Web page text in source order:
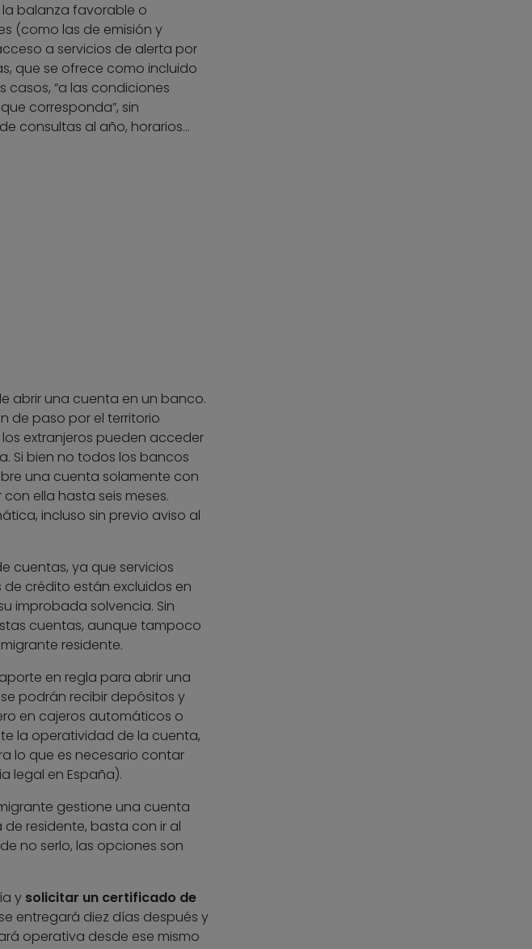
balanza favorable o
(como las de emisión y
a servicios de alerta por
que se ofrece como incluido
“a las condiciones
corresponda”, sin
consultas al año, horarios…
abrir una cuenta en un banco.
de paso por el territorio
extranjeros pueden acceder
Si bien no todos los bancos
una cuenta solamente con
ella hasta seis meses.
incluso sin previo aviso al
cuentas, ya que servicios
crédito están excluidos en
improbada solvencia. Sin
cuentas, aunque tampoco
residente.
en regla para abrir una
podrán recibir depósitos y
en cajeros automáticos o
la operatividad de la cuenta,
lo que es necesario contar
legal en España).
gestione una cuenta
residente, basta con ir al
no serlo, las opciones son
y solicitar un certificado de
entregará diez días después y
operativa desde ese mismo